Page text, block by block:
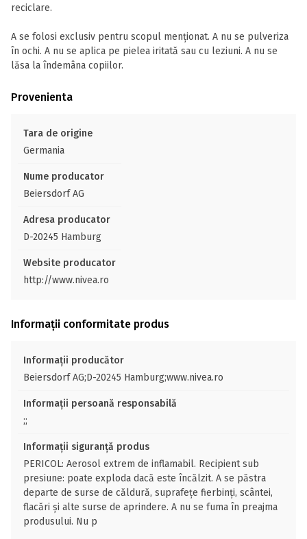
reciclare.
A se folosi exclusiv pentru scopul menționat. A nu se pulveriza
în ochi. A nu se aplica pe pielea iritată sau cu leziuni. A nu se
lăsa la îndemâna copiilor.
Provenienta
Tara de origine
Germania
Nume producator
Beiersdorf AG
Adresa producator
D-20245 Hamburg
Website producator
http://www.nivea.ro
Informații conformitate produs
Informații producător
Beiersdorf AG;D-20245 Hamburg;www.nivea.ro
Informații persoană responsabilă
;;
Informații siguranță produs
PERICOL: Aerosol extrem de inflamabil. Recipient sub
presiune: poate exploda dacă este încălzit. A se păstra
departe de surse de căldură, suprafețe fierbinți, scântei,
flacări și alte surse de aprindere. A nu se fuma în preajma
produsului. Nu p